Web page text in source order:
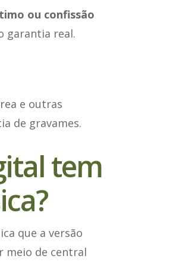
ou confissão
garantia real.
e outras
de gravames.
tem
que a versão
meio de central